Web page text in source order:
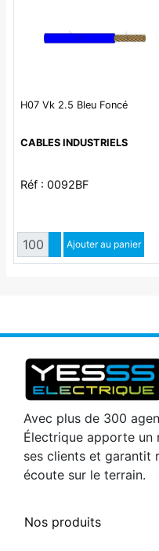
H07 Vk 2.5 Bleu Foncé
CABLES INDUSTRIELS
Réf : 0092BF
QuantitéAugmenter quantité
Diminuer
Ajouter au panier
Avec plus de 300
Électrique apporte un
ses clients et garantit
écoute sur le terrain.
Nos produits